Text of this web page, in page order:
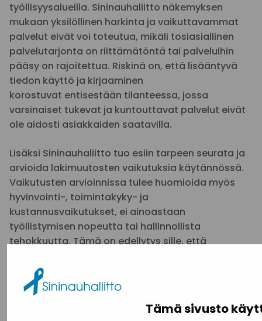
Tämä sivusto
työllisyysalueilla. Sininauhaliitto näkemyksen
mukaan yksilöllinen harkinta ja vaikuttavammat
palvelut eivät voi toteutua, mikäli tosiasiallinen
palvelutarjonta on riittämätöntä tai palveluihin
pääsy on rajoitettua. Riskinä on, että lisääntyvä
tiedon käyttö ja kirjaaminen
korostuvat entisestään tilanteessa, jossa
varsinaiset tukevat ja kuntouttavat palvelut eivät
ole aidosti asiakkaiden saatavilla.
Lisäksi Sininauhaliitto tuo esiin tarpeen seurata ja
arvioida lakimuutosten vaikutuksia käytännössä.
Vaikutusten arvioinnissa tulee huomioida myös
hyvinvointi-, toimintakyky- ja
kustannusvaikutukset, ei ainoastaan
työllistymisen nopeutta tai hallinnollista
tehokkuutta. Tämä on edellytys sille, että
vaikuttavaksi ja oikeudenmukaiseksi.
Lopuksi Sininauhaliitto tähdentää, että kaikkein
heikoimmassa asemassa olevien ihmisten